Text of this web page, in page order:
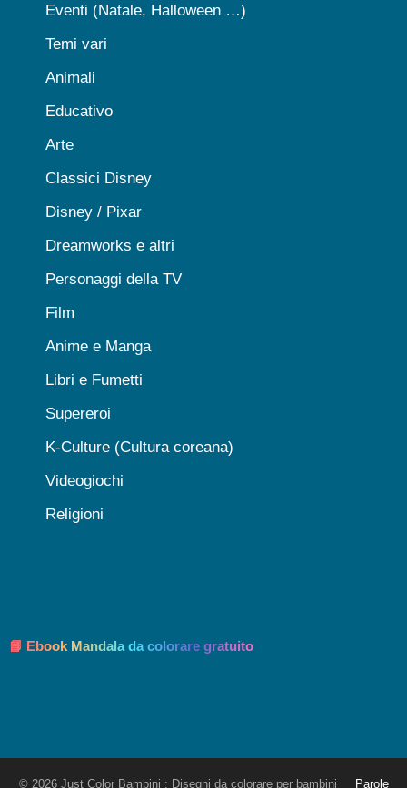
Eventi (Natale, Halloween …)
Temi vari
Animali
Educativo
Arte
Classici Disney
Disney / Pixar
Dreamworks e altri
Personaggi della TV
Film
Anime e Manga
Libri e Fumetti
Supereroi
K-Culture (Cultura coreana)
Videogiochi
Religioni
📘 Ebook Mandala da colorare gratuito
© 2026 Just Color Bambini : Disegni da colorare per bambini
Parole